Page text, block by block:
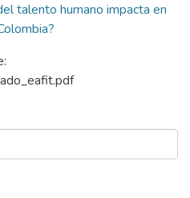
talento humano impacta en